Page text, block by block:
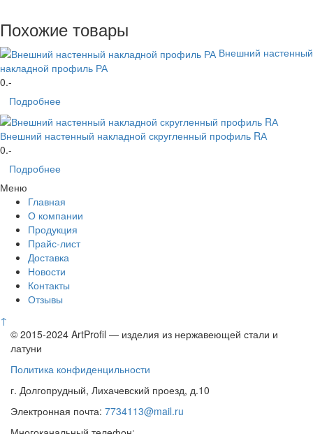
Похожие товары
Внешний настенный
накладной профиль РА
0.-
Подробнее
Внешний настенный накладной скругленный профиль RА
0.-
Подробнее
Меню
Главная
О компании
Продукция
Прайс-лист
Доставка
Новости
Контакты
Отзывы
↑
© 2015-2024 ArtProfil — изделия из нержавеющей стали и
латуни
Политика конфиденцильности
г. Долгопрудный, Лихачевский проезд, д.10
Электронная почта: 7734113@mail.ru